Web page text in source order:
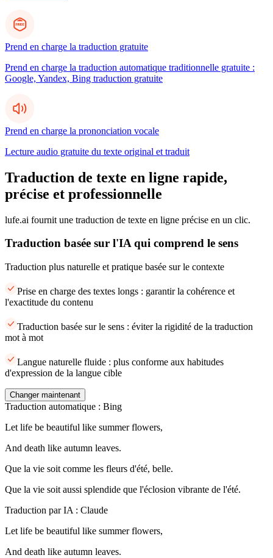
Prend en charge la traduction gratuite
Prend en charge la traduction automatique traditionnelle gratuite :
Google, Yandex, Bing traduction gratuite
Prend en charge la prononciation vocale
Lecture audio gratuite du texte original et traduit
Traduction de texte en ligne rapide,
précise et professionnelle
lufe.ai fournit une traduction de texte en ligne précise en un clic.
Traduction basée sur l'IA qui comprend le sens
Traduction plus naturelle et pratique basée sur le contexte
Prise en charge des textes longs : garantir la cohérence et
l'exactitude du contenu
Traduction basée sur le sens : éviter la rigidité de la traduction
mot à mot
Langue naturelle fluide : plus conforme aux habitudes
d'expression de la langue cible
Changer maintenant
Traduction automatique : Bing
Let life be beautiful like summer flowers,
And death like autumn leaves.
Que la vie soit comme les fleurs d'été, belle.
Que la vie soit aussi splendide que l'éclosion vibrante de l'été.
Traduction par IA : Claude
Let life be beautiful like summer flowers,
And death like autumn leaves.